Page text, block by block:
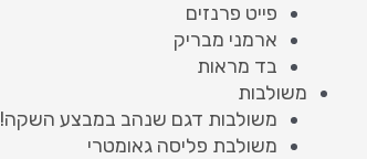
פייט פרנזים
ארמני מבריק
בד מראות
משולבות
משולבות דגם שנהב במבצע השקה!
משולבת פליסה גאומטרי